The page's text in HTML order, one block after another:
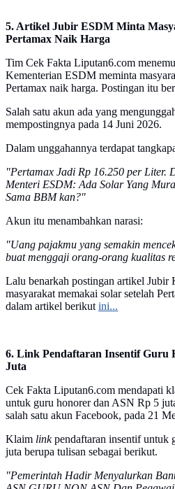
5. Artikel Jubir ESDM Minta
Pertamax Naik Harga
Tim Cek Fakta Liputan6.com
Kementerian ESDM meminta
Pertamax naik harga. Postingan itu
Salah satu akun ada yang
mempostingnya pada 14 Juni 2026.
Dalam unggahannya terdapat
"Pertamax Jadi Rp 16.250 per Liter.
Menteri ESDM: Ada Solar Yang
Sama BBM kan?"
Akun itu menambahkan narasi:
"Uang pajakmu yang semakin
buat menggaji orang-orang kualitas
Lalu benarkah postingan artikel Jubir
masyarakat memakai solar setelah
dalam artikel berikut ini...
6. Link Pendaftaran Insentif Guru
Juta
Cek Fakta Liputan6.com mendapati
untuk guru honorer dan ASN Rp 5
salah satu akun Facebook, pada 21
Klaim linkpendaftaran insentif untuk
juta berupa tulisan sebagai berikut.
"Pemerintah Hadir Menyalurkan